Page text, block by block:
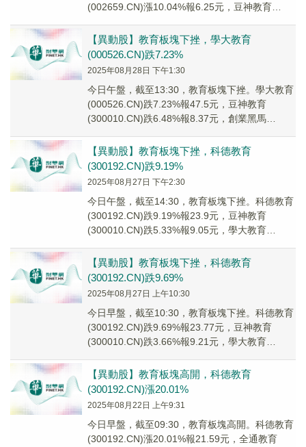
(002659.CN)漲10.04%報6.25元，豆神教育
【異動股】教育板塊下挫，學大教育
(000526.CN)跌7.23%
2025年08月28日 下午1:30
今日午盤，截至13:30，教育板塊下挫。學大教育
(000526.CN)跌7.23%報47.5元，豆神教育
(300010.CN)跌6.48%報8.37元，創業黑馬
【異動股】教育板塊下挫，科德教育
(300192.CN)跌9.19%
2025年08月27日 下午2:30
今日午盤，截至14:30，教育板塊下挫。科德教育
(300192.CN)跌9.19%報23.9元，豆神教育
(300010.CN)跌5.33%報9.05元，學大教育
【異動股】教育板塊下挫，科德教育
(300192.CN)跌9.69%
2025年08月27日 上午10:30
今日早盤，截至10:30，教育板塊下挫。科德教育
(300192.CN)跌9.69%報23.77元，豆神教育
(300010.CN)跌3.66%報9.21元，學大教育
【異動股】教育板塊高開，科德教育
(300192.CN)漲20.01%
2025年08月22日 上午9:31
今日早盤，截至09:30，教育板塊高開。科德教育
(300192.CN)漲20.01%報21.59元，全通教育